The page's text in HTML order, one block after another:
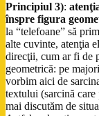
Principiul 3):
înspre figura
la “telefoane” să
alte cuvinte, atenţia
direcţii, cum ar fi de
geometrică: pe
vorbim aici de
textului (sarcină care
mai discutăm de